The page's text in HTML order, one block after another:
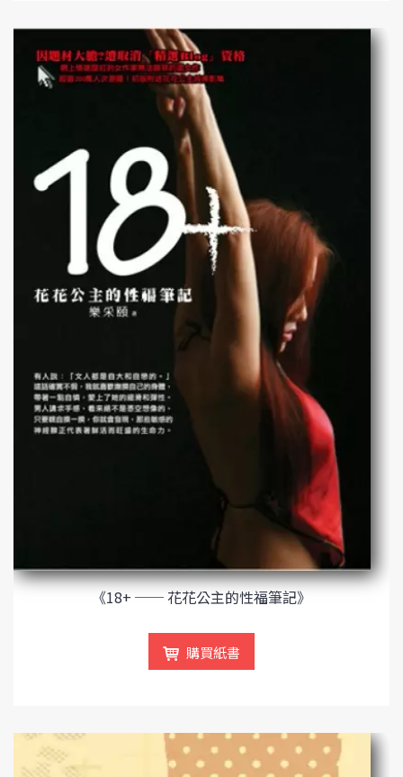
《18+ ── 花花公主的性福筆記》
購買紙書